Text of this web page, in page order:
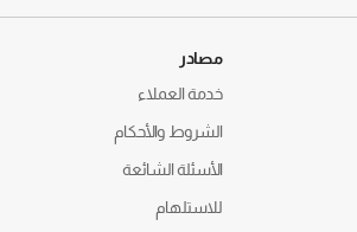
مصادر
خدمة العملاء
الشروط والأحكام
الأسئلة الشائعة
للاستلهام